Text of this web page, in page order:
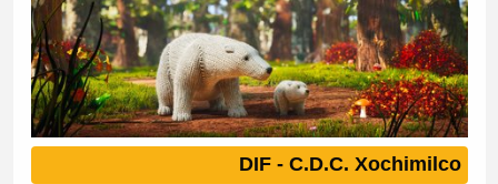
DIF - C.D.C. Xochimilco